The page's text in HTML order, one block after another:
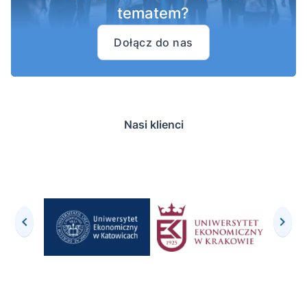
tematem?
Dołącz do nas
Nasi klienci